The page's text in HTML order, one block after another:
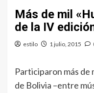
Más de mil
de la IV
estilo 1 julio, 2015
Participaron más de
de Bolivia –entre